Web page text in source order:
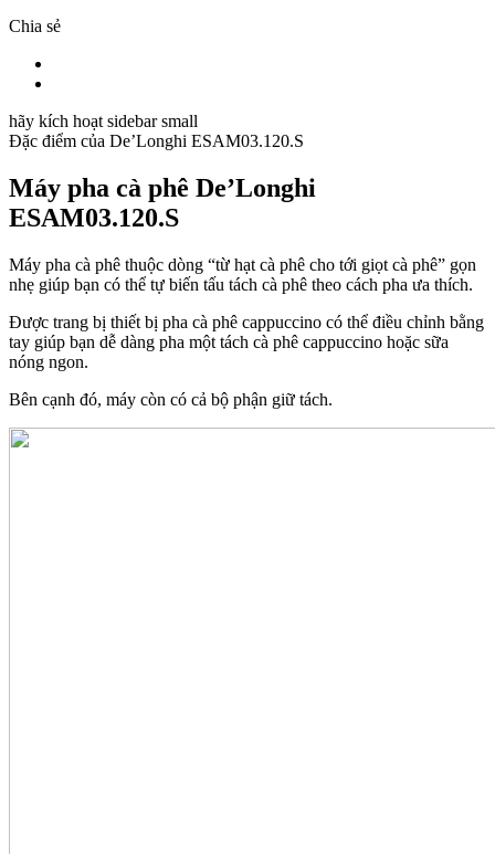
Chia sẻ
hãy kích hoạt sidebar small
Đặc điểm của De’Longhi ESAM03.120.S
Máy pha cà phê De’Longhi
ESAM03.120.S
Máy pha cà phê thuộc dòng “từ hạt cà phê cho tới giọt cà phê” gọn
nhẹ giúp bạn có thể tự biến tấu tách cà phê theo cách pha ưa thích.
Được trang bị thiết bị pha cà phê cappuccino có thể điều chỉnh bằng
tay giúp bạn dễ dàng pha một tách cà phê cappuccino hoặc sữa
nóng ngon.
Bên cạnh đó, máy còn có cả bộ phận giữ tách.